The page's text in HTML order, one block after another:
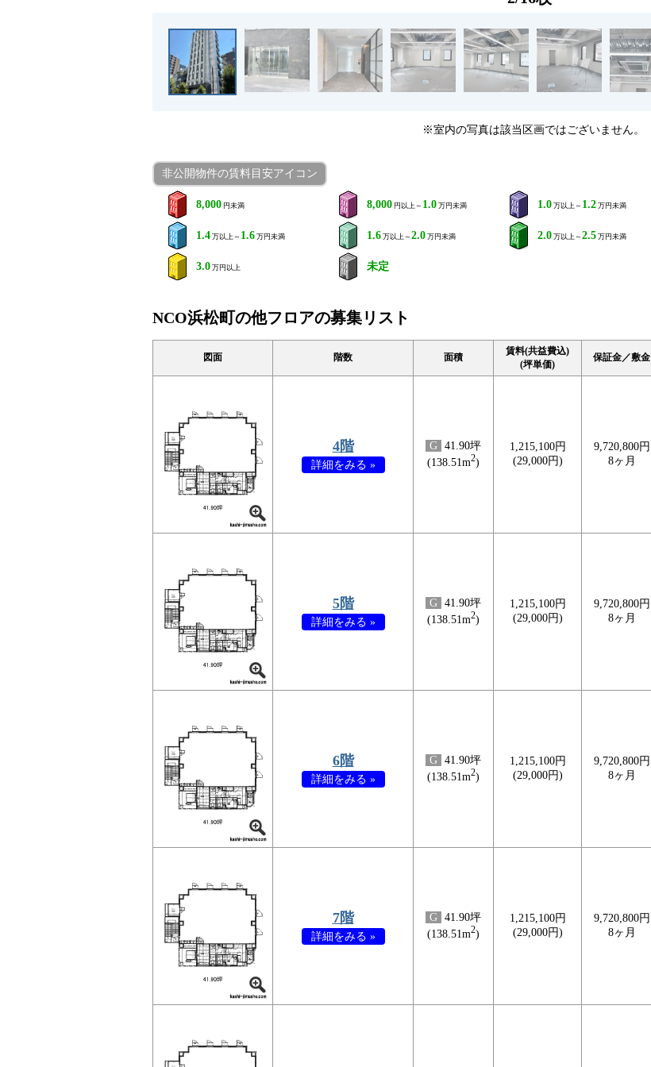
※室内の写真は該当区画ではございません。
非公開物件の賃料目安アイコン
8,000 円未満 8,000 円以上～ 1.0 万円未満 1.0 万以上～ 1.2 万円未満
1.4 万以上～ 1.6 万円未満 1.6 万以上～ 2.0 万円未満 2.0 万以上～ 2.5 万円未満
3.0 万円以上 未定
NCO浜松町の他フロアの募集リスト
図面 階数 面積
賃料(共益費込)
(坪単価)
保証金／敷金
4階
詳細をみる »
G 41.90坪
(138.51m2)
1,215,100円
(29,000円)
9,720,800円
8ヶ月
5階
詳細をみる »
G 41.90坪
(138.51m2)
1,215,100円
(29,000円)
9,720,800円
8ヶ月
6階
詳細をみる »
G 41.90坪
(138.51m2)
1,215,100円
(29,000円)
9,720,800円
8ヶ月
7階
詳細をみる »
G 41.90坪
(138.51m2)
1,215,100円
(29,000円)
9,720,800円
8ヶ月